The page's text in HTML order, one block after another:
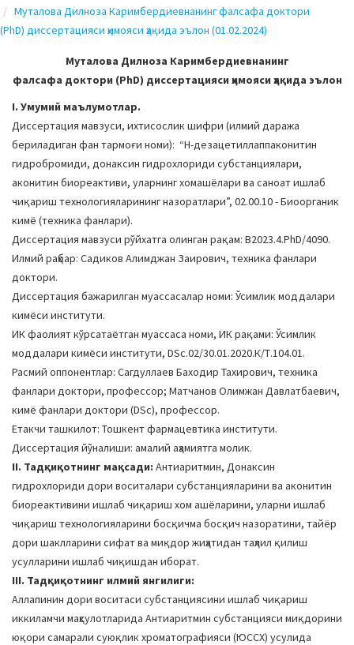
e
N
v
g
a
t
i
o
n
Муталова Дилноза Каримбердиевнанинг фалсафа доктори
(PhD) диссертацияси ҳимояси ҳақида эълон (01.02.2024)
Муталова Дилноза Каримбердиевнанинг
фалсафа доктори (PhD) диссертацияси ҳимояси ҳақида эълон
I. Умумий маълумотлар.
Диссертация мавзуси, ихтисослик шифри (илмий даража
бериладиган фан тармоғи номи): “Н-дезацетиллаппаконитин
гидробромиди, донаксин гидрохлориди субстанциялари,
аконитин биореактиви, уларнинг хомашёлари ва саноат ишлаб
чиқариш технологияларининг назоратлари”, 02.00.10 - Биоорганик
кимё (техника фанлари).
Диссертация мавзуси рўйхатга олинган рақам: B2023.4.PhD/4090.
Илмий раҳбар: Садиков Алимджан Заирович, техника фанлари
доктори.
Диссертация бажарилган муассасалар номи: Ўсимлик моддалари
кимёси институти.
ИК фаолият кўрсатаётган муассаса номи, ИК рақами: Ўсимлик
моддалари кимёси институти, DSc.02/30.01.2020.К/Т.104.01.
Расмий оппонентлар: Сагдуллаев Баходир Тахирович, техника
фанлари доктори, профессор; Матчанов Олимжан Давлатбаевич,
кимё фанлари доктори (DSc), профессор.
Етакчи ташкилот: Тошкент фармацевтика институти.
Диссертация йўналиши: амалий аҳамиятга молик.
II. Тадқиқотнинг мақсади: Антиаритмин, Донаксин
гидрохлориди дори воситалари субстанцияларини ва аконитин
биореактивини ишлаб чиқариш хом ашёларини, уларни ишлаб
чиқариш технологияларини босқичма босқич назоратини, тайёр
дори шаклларини сифат ва миқдор жиҳатидан таҳлил қилиш
усулларини ишлаб чиқишдан иборат.
III. Тадқиқотнинг илмий янгилиги:
Аллапинин дори воситаси субстанциясини ишлаб чиқариш
иккиламчи маҳсулотларида Антиаритмин субстанцияси миқдорини
юқори самарали суюқлик хроматографияси (ЮССХ) усулида